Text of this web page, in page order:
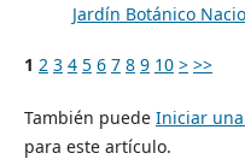
Jardín Botánico
1 2 3 4 5 6 7 8 9 10 > >>
También puede Iniciar
para este artículo.